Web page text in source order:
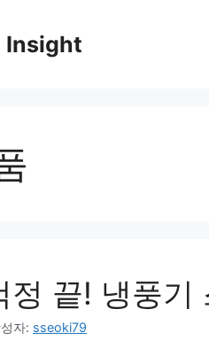
Insight
정 끝! 냉풍기
자: sseoki79